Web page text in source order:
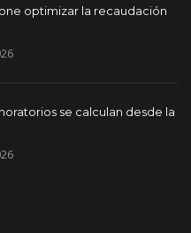
optimizar la recaudación
se calculan desde la